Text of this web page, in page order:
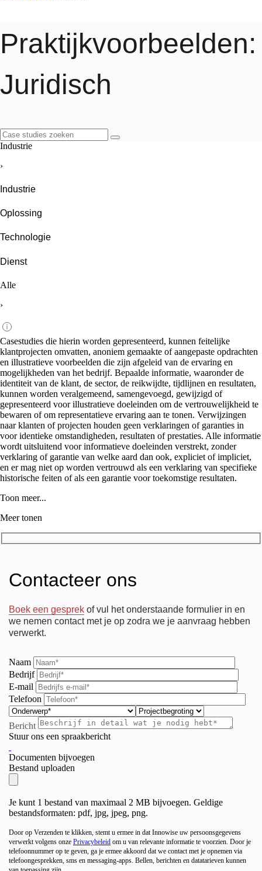
Praktijkvoorbeelden:
Juridisch
Industrie
›
Industrie
Oplossing
Technologie
Dienst
Alle
›
Casestudies die hierin worden gepresenteerd, kunnen feitelijke
klantprojecten omvatten, anoniem gemaakte of aangepaste opdrachten
en illustratieve voorbeelden die zijn afgeleid van de ervaring en
mogelijkheden van het bedrijf. Bepaalde informatie, waaronder de
identiteit van de klant, de sector, de reikwijdte, tijdlijnen en resultaten,
kunnen worden veralgemeend, samengevoegd, gewijzigd of
gepresenteerd voor illustratieve doeleinden om de vertrouwelijkheid te
bewaren of om representatieve ervaring aan te tonen. Verwijzingen
naar klanten of projecten houden geen verklaringen of garanties in
voor identieke omstandigheden, resultaten of prestaties. Alle informatie
wordt uitsluitend voor informatieve doeleinden verstrekt, zonder
verklaring of garantie van welke aard dan ook, expliciet of impliciet,
en er mag niet op worden vertrouwd als een verklaring van specifieke
historische feiten of als een garantie voor toekomstige resultaten.
Toon meer...
Meer tonen
Contacteer ons
Boek een gesprek of vul het onderstaande formulier in en
we nemen contact met je op zodra we je aanvraag hebben
verwerkt.
Naam
Bedrijf
E-mail
Telefoon
Bericht
Stuur ons een spraakbericht
Documenten bijvoegen
Bestand uploaden
Je kunt 1 bestand van maximaal 2 MB bijvoegen. Geldige
bestandsformaten: pdf, jpg, jpeg, png.
Door op Verzenden te klikken, stemt u ermee in dat Innowise uw persoonsgegevens
verwerkt volgens onze Privacybeleid om u van relevante informatie te voorzien. Door je
telefoonnummer op te geven, ga je ermee akkoord dat we contact met je opnemen via
telefoongesprekken, sms en messaging-apps. Bellen, berichten en datatarieven kunnen